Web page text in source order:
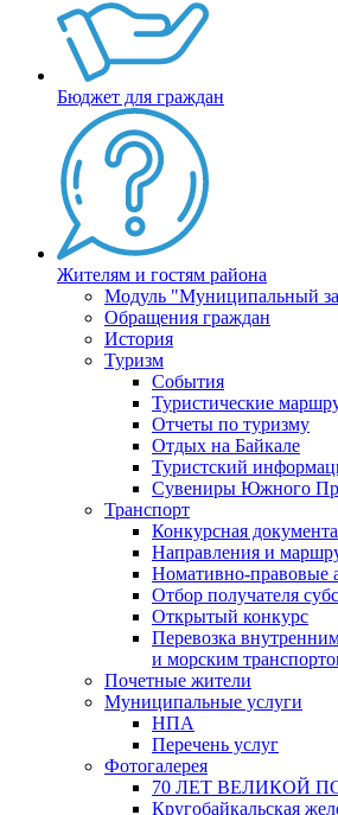
Бюджет для граждан
Жителям и гостям района
Модуль "Муниципальный
Обращения граждан
История
Туризм
События
Туристические
Отчеты по туризму
Отдых на Байкале
Туристский
Сувениры Южного
Транспорт
Конкурсная
Направления и
Номативно-правовые
Отбор получателя
Открытый конкурс
Перевозка
и морским
Почетные жители
Муниципальные услуги
НПА
Перечень услуг
Фотогалерея
70 ЛЕТ ВЕЛИКОЙ
Кругобайкальская